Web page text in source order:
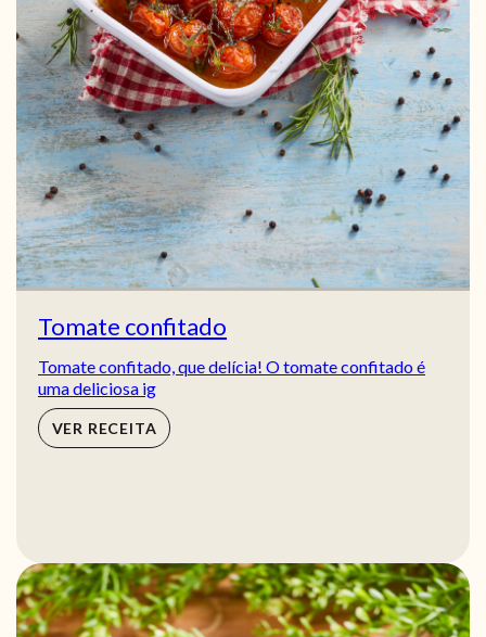
Tomate confitado
Tomate confitado, que delícia! O tomate confitado é
uma deliciosa ig
VER RECEITA